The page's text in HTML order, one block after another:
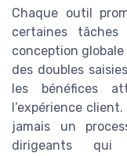
Chaque outil
certaines tâches
conception
des doubles
les bénéfices
l’expérience
jamais un
dirigeants qui